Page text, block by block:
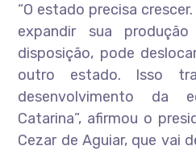
“O estado precisa
expandir sua
disposição, pode
outro estado. Isso
desenvolvimento da
Catarina”, afirmou o
Cezar de Aguiar, que vai